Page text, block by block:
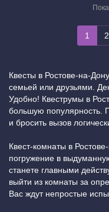
1 2
Квесты в Ростове-на-
семьей или друзьями.
Удобно! Квеструмы в
большую популярность.
и бросить вызов
Квест-комнаты в
погружение в
станете главными
выйти из комнаты за
Вас ждут непростые